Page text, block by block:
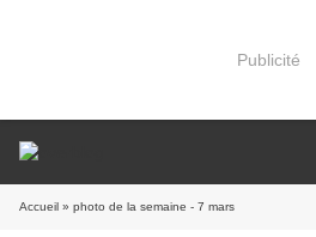
Publicité
Accueil » photo de la semaine - 7 mars